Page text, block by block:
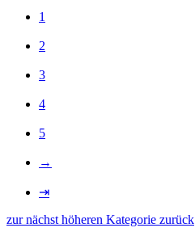
1
2
3
4
5
→
⇥
zur nächst höheren Kategorie zurück